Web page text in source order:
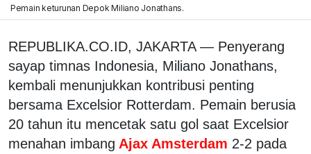
Pemain keturunan Depok Miliano Jonathans.
REPUBLIKA.CO.ID, JAKARTA — Penyerang
sayap timnas Indonesia, Miliano Jonathans,
kembali menunjukkan kontribusi penting
bersama Excelsior Rotterdam. Pemain berusia
20 tahun itu mencetak satu gol saat Excelsior
menahan imbang Ajax Amsterdam 2-2 pada